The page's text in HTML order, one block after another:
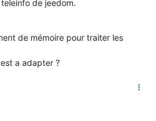
de jeedom.
de mémoire pour traiter les
a adapter ?